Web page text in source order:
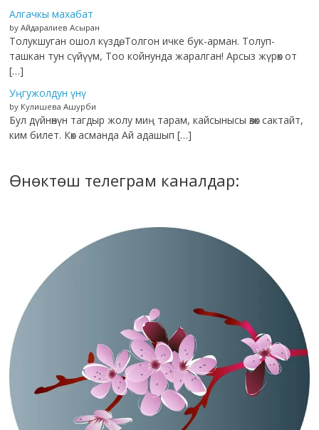
Алгачкы махабат
by Айдаралиев Асыран
Толукшуган ошол күздө, Толгон ичке бук-арман. Толуп-
ташкан тун сүйүүм, Тоо койнунда жаралган! Арсыз жүрөк от
[…]
Уңгужолдун үнү
by Кулишева Ашурби
Бул дүйнөнүн тагдыр жолу миң тарам, кайсынысы өзөк сактайт,
ким билет. Көк асманда Ай адашып […]
Өнөктөш телеграм каналдар: